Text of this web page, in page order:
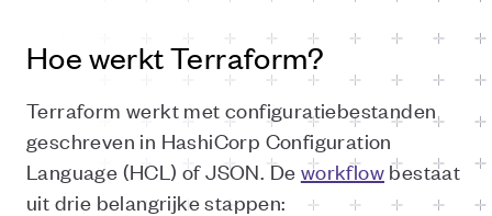
Hoe werkt Terraform?
Terraform werkt met configuratiebestanden
geschreven in HashiCorp Configuration
Language (HCL) of JSON. De workflow bestaat
uit drie belangrijke stappen: